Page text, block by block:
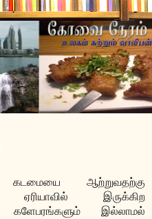
ஆற்றுவதற்கு
இருக்கிற
களேபரங்களும் இல்லாமல்